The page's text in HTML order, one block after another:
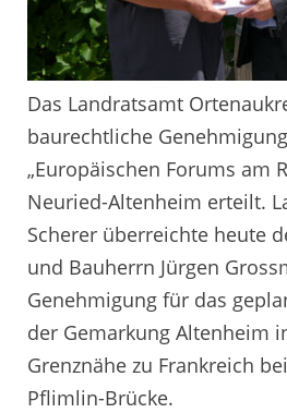
Das Landratsamt
baurechtliche
„Europäischen Forums am
Neuried-Altenheim erteilt.
Scherer überreichte heute
und Bauherrn Jürgen
Genehmigung für das
der Gemarkung Altenheim
Grenznähe zu Frankreich
Pflimlin-Brücke.